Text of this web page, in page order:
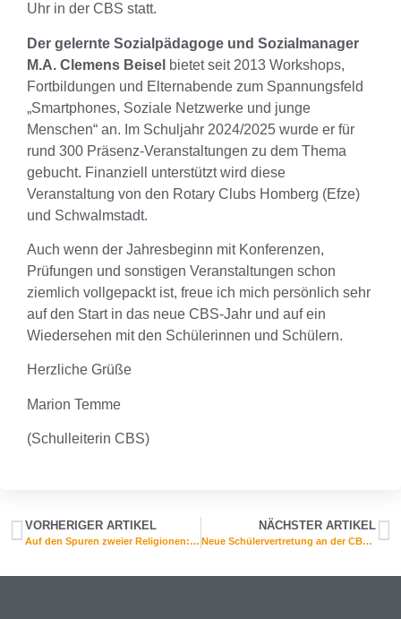
Uhr in der CBS statt.
Der gelernte Sozialpädagoge und Sozialmanager
M.A. Clemens Beisel bietet seit 2013 Workshops,
Fortbildungen und Elternabende zum Spannungsfeld
„Smartphones, Soziale Netzwerke und junge
Menschen“ an. Im Schuljahr 2024/2025 wurde er für
rund 300 Präsenz-Veranstaltungen zu dem Thema
gebucht. Finanziell unterstützt wird diese
Veranstaltung von den Rotary Clubs Homberg (Efze)
und Schwalmstadt.
Auch wenn der Jahresbeginn mit Konferenzen,
Prüfungen und sonstigen Veranstaltungen schon
ziemlich vollgepackt ist, freue ich mich persönlich sehr
auf den Start in das neue CBS-Jahr und auf ein
Wiedersehen mit den Schülerinnen und Schülern.
Herzliche Grüße
Marion Temme
(Schulleiterin CBS)
VORHERIGER ARTIKEL
Auf den Spuren zweier Religionen: Siebtklässler besuchen Elisabethkirche und Moschee
NÄCHSTER ARTIKEL
Neue Schülervertretung an der CBS gewählt